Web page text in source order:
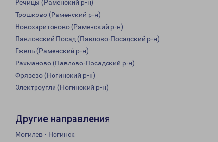
Речицы (Раменский р-н)
Трошково (Раменский р-н)
Новохаритоново (Раменский р-н)
Павловский Посад (Павлово-Посадский р-н)
Гжель (Раменский р-н)
Рахманово (Павлово-Посадский р-н)
Фрязево (Ногинский р-н)
Электроугли (Ногинский р-н)
Другие направления
Могилев - Ногинск